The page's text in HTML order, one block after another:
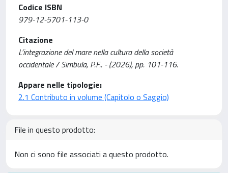
Codice ISBN
979-12-5701-113-0
Citazione
L’integrazione del mare nella cultura della società
occidentale / Simbula, P.F.. - (2026), pp. 101-116.
Appare nelle tipologie:
2.1 Contributo in volume (Capitolo o Saggio)
File in questo prodotto:
Non ci sono file associati a questo prodotto.